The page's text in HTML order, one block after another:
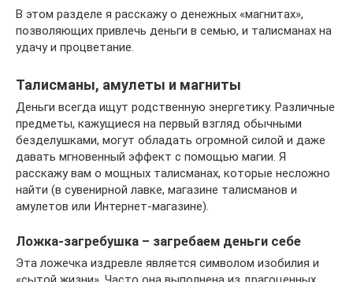
В этом разделе я расскажу о денежных «магнитах»,
позволяющих привлечь деньги в семью, и талисманах на
удачу и процветание.
Талисманы, амулеты и магниты
Деньги всегда ищут родственную энергетику. Различные
предметы, кажущиеся на первый взгляд обычными
безделушками, могут обладать огромной силой и даже
давать мгновенный эффект с помощью магии. Я
расскажу вам о мощных талисманах, которые несложно
найти (в сувенирной лавке, магазине талисманов и
амулетов или Интернет-магазине).
Ложка-загребушка – загребаем деньги себе
Эта ложечка издревле является символом изобилия и